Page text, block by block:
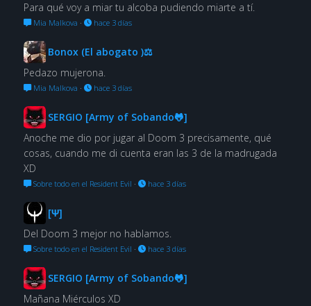
Para qué voy a miar tu alcoba pudiendo miarte a tí.
Mia Malkova · hace 3 días
Bonox (El abogato )⚖
Pedazo mujerona.
Mia Malkova · hace 3 días
SERGIO [Army of Sobando🐸]
Anoche me dio por jugar al Doom 3 precisamente, qué
cosas, cuando me di cuenta eran las 3 de la madrugada
XD
Sobre todo en el Resident Evil · hace 3 días
[Ψ]
Del Doom 3 mejor no hablamos.
Sobre todo en el Resident Evil · hace 3 días
SERGIO [Army of Sobando🐸]
Mañana Miérculos XD